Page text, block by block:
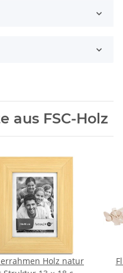
aus FSC-Holz
Holz natur